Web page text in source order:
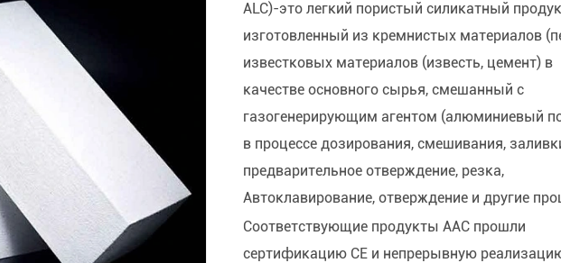
ALC)-это легкий пористый силикатный
изготовленный из кремнистых материалов
известковых материалов (известь, цемент) в
качестве основного сырья, смешанный с
газогенерирующим агентом (алюминиевый
в процессе дозирования, смешивания,
предварительное отверждение, резка,
Автоклавирование, отверждение и другие
Соответствующие продукты AAC прошли
сертификацию CE и непрерывную